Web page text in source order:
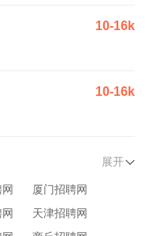
10-16k
10-16k
展开
厦门招聘网
天津招聘网